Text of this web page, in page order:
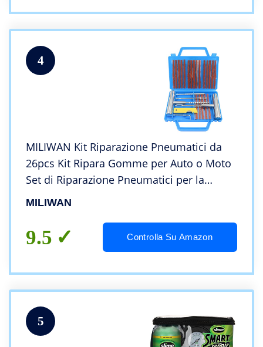
4
MILIWAN Kit Riparazione Pneumatici da
26pcs Kit Ripara Gomme per Auto o Moto
Set di Riparazione Pneumatici per la
Riparazione di Forature di Pneumatici
MILIWAN
9.5 Controlla Su Amazon
5